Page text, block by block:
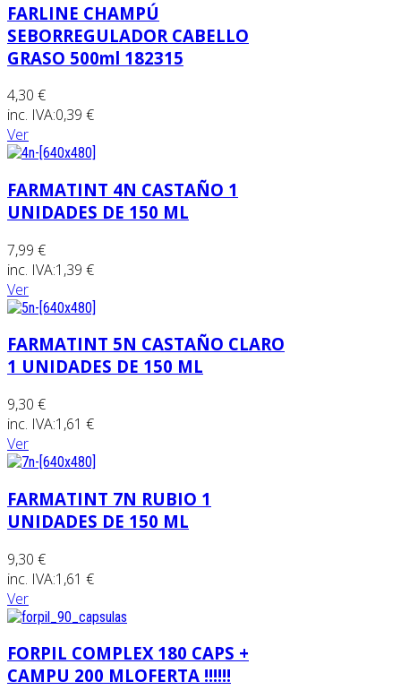
FARLINE CHAMPÚ
SEBORREGULADOR CABELLO
GRASO 500ml 182315
4,30 €
inc. IVA:0,39 €
Ver
FARMATINT 4N CASTAÑO 1
UNIDADES DE 150 ML
7,99 €
inc. IVA:1,39 €
Ver
FARMATINT 5N CASTAÑO CLARO
1 UNIDADES DE 150 ML
9,30 €
inc. IVA:1,61 €
Ver
FARMATINT 7N RUBIO 1
UNIDADES DE 150 ML
9,30 €
inc. IVA:1,61 €
Ver
FORPIL COMPLEX 180 CAPS +
CAMPU 200 MLOFERTA !!!!!!